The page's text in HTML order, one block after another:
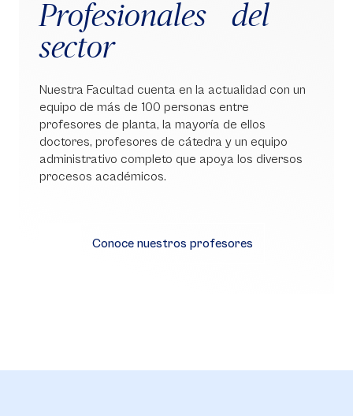
Profesionales del
sector
Nuestra Facultad cuenta en la actualidad con un
equipo de más de 100 personas entre
profesores de planta, la mayoría de ellos
doctores, profesores de cátedra y un equipo
administrativo completo que apoya los diversos
procesos académicos.
Conoce nuestros profesores